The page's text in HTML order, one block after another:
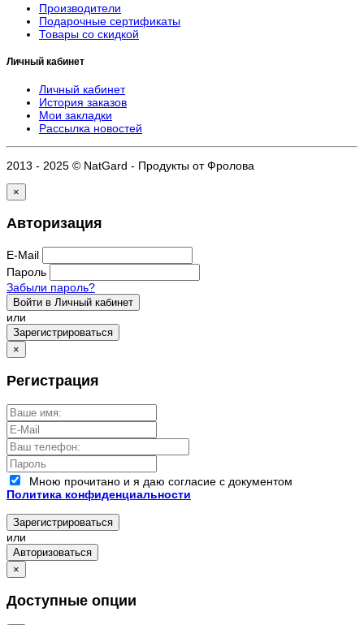
Производители
Подарочные сертификаты
Товары со скидкой
Личный кабинет
Личный кабинет
История заказов
Мои закладки
Рассылка новостей
2013 - 2025 © NatGard - Продукты от Фролова
×
Авторизация
E-Mail
Пароль
Забыли пароль?
Войти в Личный кабинет
или
Зарегистрироваться
×
Регистрация
Мною прочитано и я даю согласие с документом
Политика конфиденциальности
Зарегистрироваться
или
Авторизоваться
×
Доступные опции